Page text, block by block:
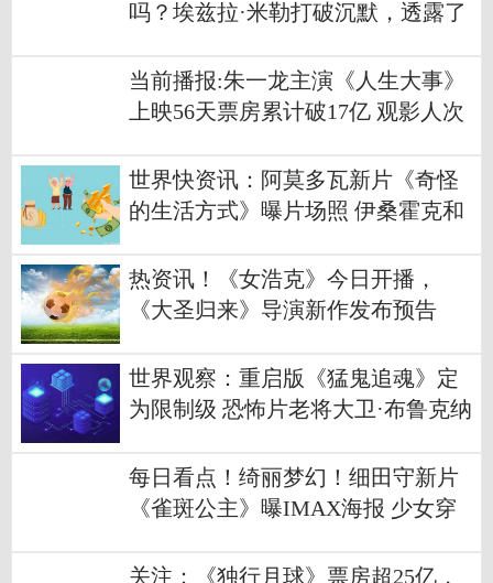
吗？埃兹拉·米勒打破沉默，透露了
当前播报:朱一龙主演《人生大事》
上映56天票房累计破17亿 观影人次
世界快资讯：阿莫多瓦新片《奇怪
的生活方式》曝片场照 伊桑霍克和
热资讯！《女浩克》今日开播，
《大圣归来》导演新作发布预告
世界观察：重启版《猛鬼追魂》定
为限制级 恐怖片老将大卫·布鲁克纳
每日看点！绮丽梦幻！细田守新片
《雀斑公主》曝IMAX海报 少女穿
关注：《独行月球》票房超25亿，